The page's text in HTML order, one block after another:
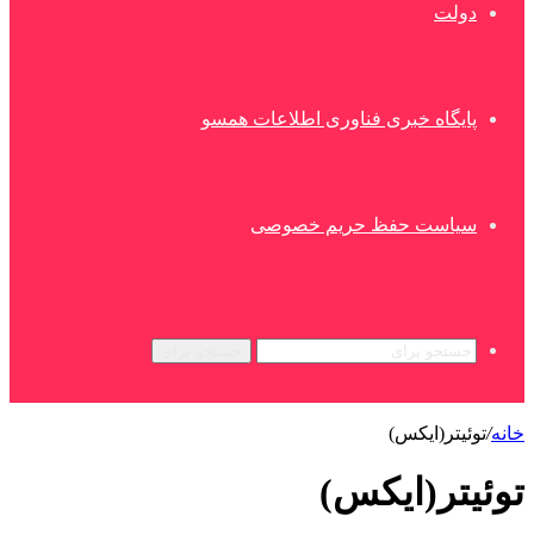
دولت
پایگاه خبری فناوری اطلاعات همسو
سیاست حفظ حریم خصوصی
خانه/توئیتر(ایکس)
توئیتر(ایکس)